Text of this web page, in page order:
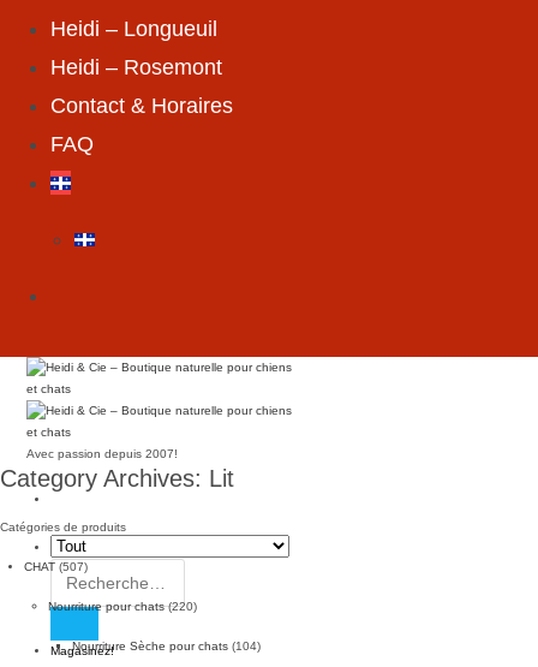
Heidi – Longueuil
Heidi – Rosemont
Contact & Horaires
FAQ
Avec passion depuis 2007!
Rechercher :
Magasinez!
Category Archives: Lit
Catégories de produits
CHAT (507)
Nourriture pour chats (220)
Nourriture Sèche pour chats (104)